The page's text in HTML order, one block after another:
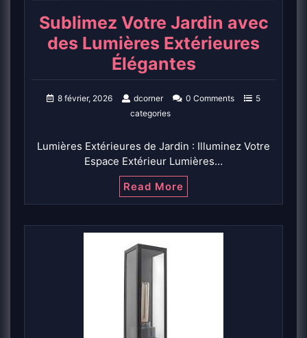
Sublimez Votre Jardin avec
des Lumières Extérieures
Élégantes
8 février, 2026 dcorner 0 Comments
5
categories
Lumières Extérieures de Jardin : Illuminez Votre
Espace Extérieur Lumières…
Read More